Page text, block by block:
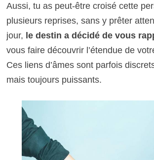
Aussi, tu as peut-être croisé cette
plusieurs reprises, sans y prêter
jour, le destin a décidé de vous
vous faire découvrir l’étendue de
Ces liens d’âmes sont parfois
mais toujours puissants.